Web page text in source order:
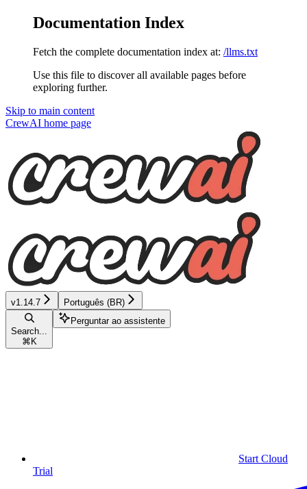
Documentation Index
Fetch the complete documentation index at: /llms.txt
Use this file to discover all available pages before
exploring further.
Skip to main content
CrewAI home page
v1.14.7 Português (BR)
Search...
⌘ K
Perguntar ao assistente
Start Cloud
Trial